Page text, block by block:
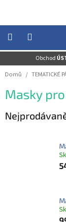
obsah
Obchod
-
AKCE
BALONKY
Domů / TEMATICKÉ
Masky